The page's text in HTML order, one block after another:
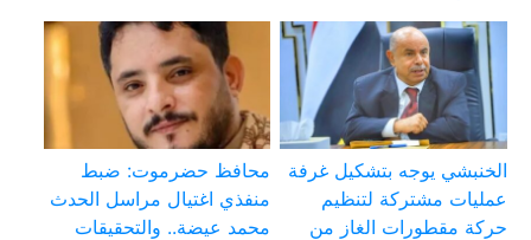
الخنبشي يوجه بتشكيل غرفة
عمليات مشتركة لتنظيم
حركة مقطورات الغاز من
محافظ حضرموت: ضبط
منفذي اغتيال مراسل الحدث
محمد عيضة.. والتحقيقات